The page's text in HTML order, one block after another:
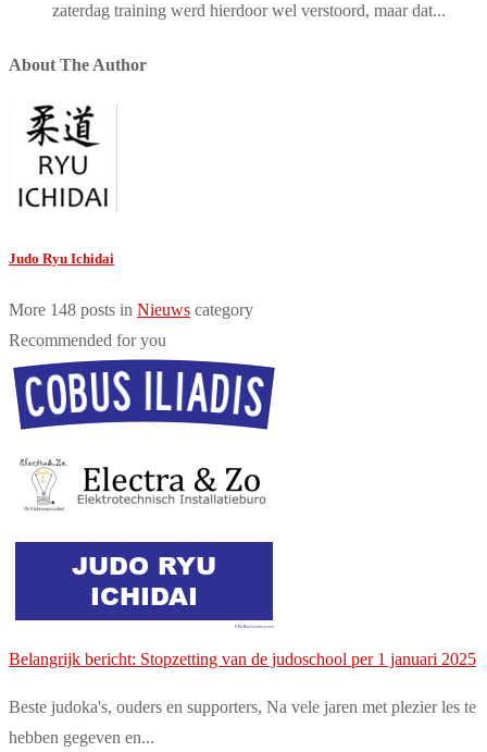
zaterdag training werd hierdoor wel verstoord, maar dat...
About The Author
Judo Ryu Ichidai
More 148 posts in Nieuws category
Recommended for you
Belangrijk bericht: Stopzetting van de judoschool per 1 januari 2025
Beste judoka's, ouders en supporters, Na vele jaren met plezier les te
hebben gegeven en...